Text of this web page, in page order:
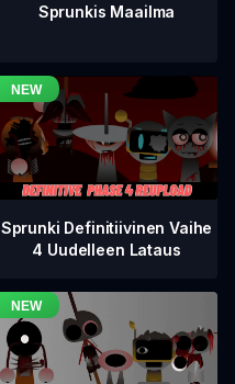
Sprunkis Maailma
Sprunki Definitiivinen Vaihe
4 Uudelleen Lataus